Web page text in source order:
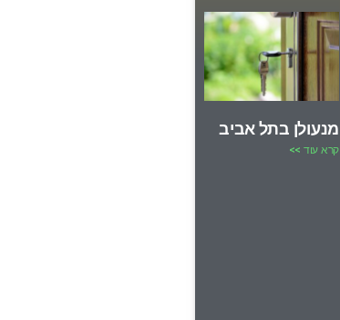
מנעולן בתל אביב
קרא עוד >>